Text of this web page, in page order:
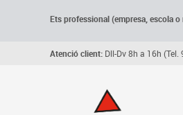
Ets professional (empresa, escolao
Atenció client: Dll-Dv 8h a 16h